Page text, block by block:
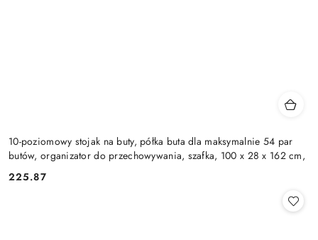
10-poziomowy stojak na buty, półka buta dla maksymalnie 54 par
butów, organizator do przechowywania, szafka, 100 x 28 x 162 cm,
Cena:
225.87